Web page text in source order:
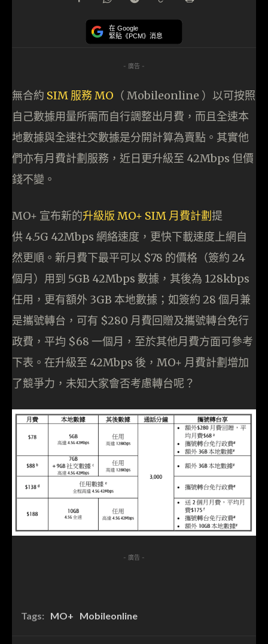
在 Google
緊貼《PCM》消息
- 廣告 -
無合約 SIM 服務 MO （ Mobileonline ）以可按照
自己數據用量所需而自行調整出月費，而且全速本
地數據與全速社交數據是分開計算為賣點。其實他
們亦有月費計劃服務，近日更升級至 42Mbps 但價
錢不變。
MO+ 宣布新的升級版 MO+ SIM 月費計劃 提
供 4.5G 42Mbps 網絡速度，更快下載速度上網自
然更順。新月費下最平可以 $78 的價格（簽約 24
個月）用到 5GB 42Mbps 數據，其後為 128kbps
任用，更有額外 3GB 本地數據；如簽約 28 個月兼
是攜號轉台，可有 $280 月費回贈及攜號轉台免行
政費，平均 $68 一個月，至於其他月費方面可參考
下表。在升級至 42Mbps 後，MO+ 月費計劃增加
了競爭力，未知大家會否考慮轉台呢？
- 廣告 -
Tags: MO+ Mobileonline